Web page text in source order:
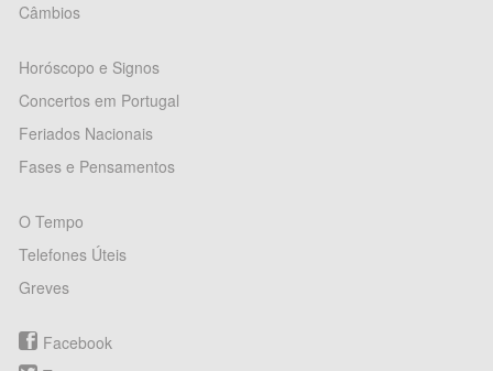
Câmbios
Horóscopo e Signos
Concertos em Portugal
Feriados Nacionais
Fases e Pensamentos
O Tempo
Telefones Úteis
Greves
Facebook